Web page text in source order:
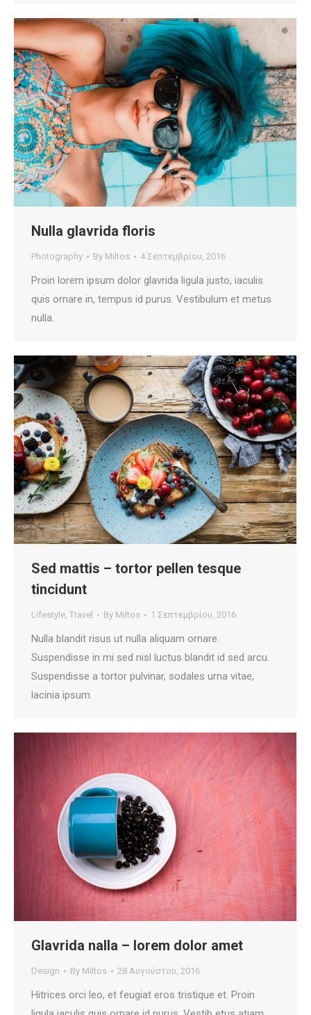
Nulla glavrida floris
Photography By Miltos 4 Σεπτεμβρίου, 2016
Proin lorem ipsum dolor glavrida ligula justo, iaculis
quis ornare in, tempus id purus. Vestibulum et metus
nulla.
Sed mattis – tortor pellen tesque
tincidunt
Lifestyle, Travel By Miltos 1 Σεπτεμβρίου, 2016
Nulla blandit risus ut nulla aliquam ornare.
Suspendisse in mi sed nisl luctus blandit id sed arcu.
Suspendisse a tortor pulvinar, sodales urna vitae,
lacinia ipsum.
Glavrida nalla – lorem dolor amet
Design By Miltos 28 Αυγούστου, 2016
Hitrices orci leo, et feugiat eros tristique et. Proin